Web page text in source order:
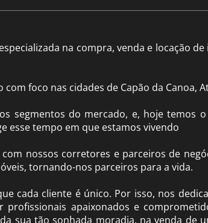
na compra, venda e locação
foco nas cidades de Capão da Canoa,
segmentos do mercado, e, hoje
esse tempo em que estamos vivendo
com nossos corretores e parceiros de
tornando-nos parceiros para a vida.
cada cliente é único. Por isso, nos
profissionais apaixonados e
sua tão sonhada moradia, na venda